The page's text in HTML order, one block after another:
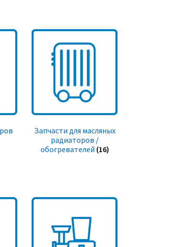
Запчасти для масляных
радиаторов /
обогревателей (16)